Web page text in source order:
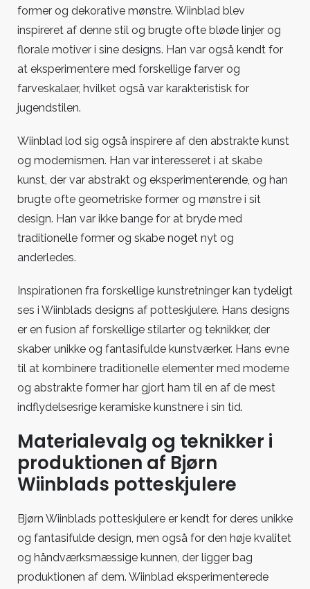
former og dekorative mønstre. Wiinblad blev
inspireret af denne stil og brugte ofte bløde linjer og
florale motiver i sine designs. Han var også kendt for
at eksperimentere med forskellige farver og
farveskalaer, hvilket også var karakteristisk for
jugendstilen.
Wiinblad lod sig også inspirere af den abstrakte kunst
og modernismen. Han var interesseret i at skabe
kunst, der var abstrakt og eksperimenterende, og han
brugte ofte geometriske former og mønstre i sit
design. Han var ikke bange for at bryde med
traditionelle former og skabe noget nyt og
anderledes.
Inspirationen fra forskellige kunstretninger kan tydeligt
ses i Wiinblads designs af potteskjulere. Hans designs
er en fusion af forskellige stilarter og teknikker, der
skaber unikke og fantasifulde kunstværker. Hans evne
til at kombinere traditionelle elementer med moderne
og abstrakte former har gjort ham til en af de mest
indflydelsesrige keramiske kunstnere i sin tid.
Materialevalg og teknikker i
produktionen af Bjørn
Wiinblads potteskjulere
Bjørn Wiinblads potteskjulere er kendt for deres unikke
og fantasifulde design, men også for den høje kvalitet
og håndværksmæssige kunnen, der ligger bag
produktionen af dem. Wiinblad eksperimenterede